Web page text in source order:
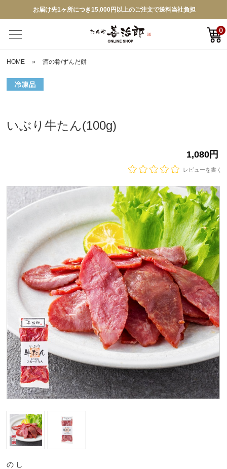
お届け先1ヶ所につき15,000円以上のご注文で送料当社負担
0
HOME » 酒の肴/ずんだ餅
いぶり牛たん(100g)
1,080円
レビューを書く
の し